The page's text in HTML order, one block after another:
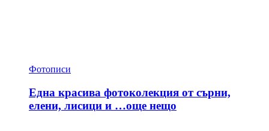
Фотописи
Една красива фотоколекция от сърни,
елени, лисици и …още нещо